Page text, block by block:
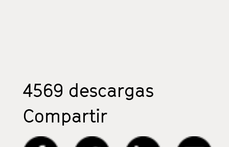
4569 descargas
Compartir